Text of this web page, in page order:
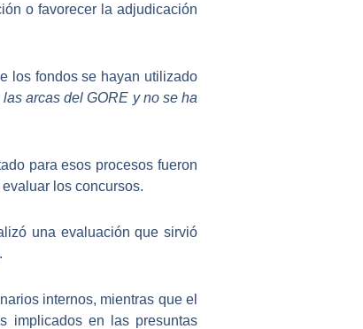
o favorecer la adjudicación
los fondos se hayan utilizado
arcas del GORE y no se ha
para esos procesos fueron
los concursos.
una evaluación que sirvió
internos, mientras que el
implicados en las presuntas